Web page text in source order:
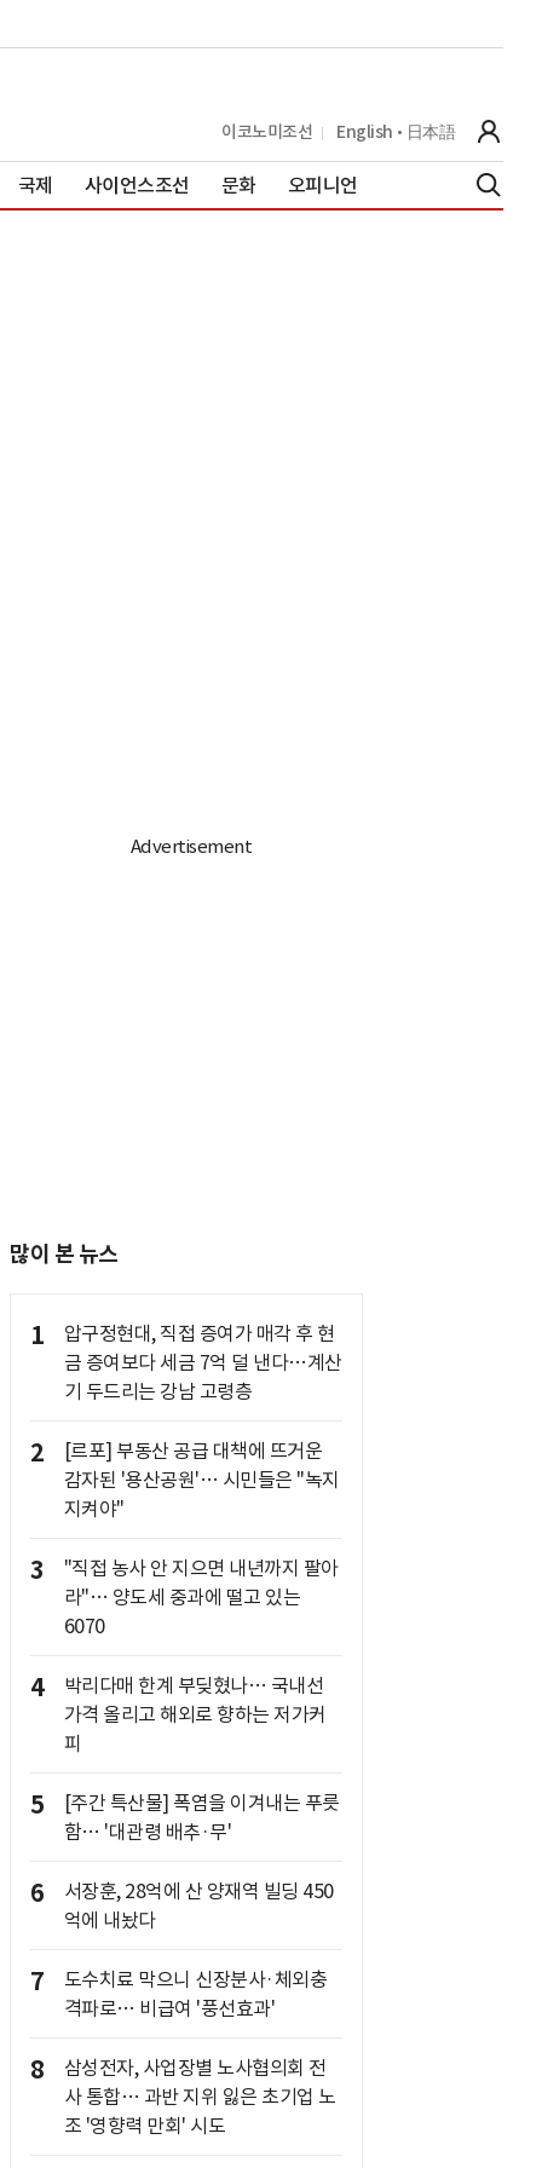
이코노미조선 English 日本語
국제 사이언스조선 문화 오피니언
많이 본 뉴스
1
압구정현대, 직접 증여가 매각 후 현
금 증여보다 세금 7억 덜 낸다…계산
기 두드리는 강남 고령층
2
[르포] 부동산 공급 대책에 뜨거운
감자된 '용산공원'… 시민들은 "녹지
지켜야"
3
"직접 농사 안 지으면 내년까지 팔아
라"… 양도세 중과에 떨고 있는
6070
4
박리다매 한계 부딪혔나… 국내선
가격 올리고 해외로 향하는 저가커
피
5
[주간 특산물] 폭염을 이겨내는 푸릇
함… '대관령 배추·무'
6
서장훈, 28억에 산 양재역 빌딩 450
억에 내놨다
7
도수치료 막으니 신장분사·체외충
격파로… 비급여 '풍선효과'
8
삼성전자, 사업장별 노사협의회 전
사 통합… 과반 지위 잃은 초기업 노
조 '영향력 만회' 시도